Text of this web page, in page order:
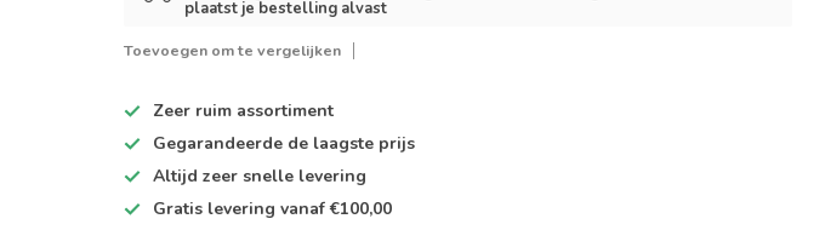
plaatst je bestelling alvast
Toevoegen om te vergelijken
Zeer ruim assortiment
Gegarandeerde de laagste prijs
Altijdzeer snelle levering
Gratis levering vanaf €100,00